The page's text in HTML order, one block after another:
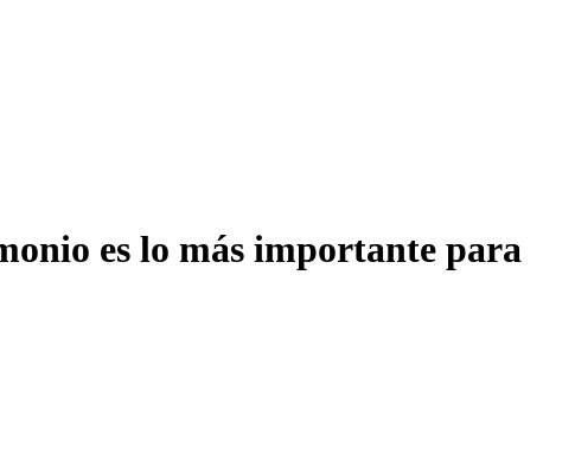
es lo más importante para